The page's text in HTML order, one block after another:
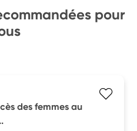
pour
des femmes au